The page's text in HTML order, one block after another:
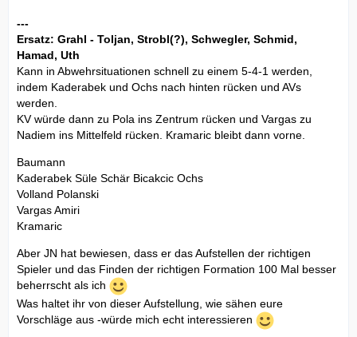
---
Ersatz: Grahl - Toljan, Strobl(?), Schwegler, Schmid,
Hamad, Uth
Kann in Abwehrsituationen schnell zu einem 5-4-1 werden,
indem Kaderabek und Ochs nach hinten rücken und AVs
werden.
KV würde dann zu Pola ins Zentrum rücken und Vargas zu
Nadiem ins Mittelfeld rücken. Kramaric bleibt dann vorne.
Baumann
Kaderabek Süle Schär Bicakcic Ochs
Volland Polanski
Vargas Amiri
Kramaric
Aber JN hat bewiesen, dass er das Aufstellen der richtigen
Spieler und das Finden der richtigen Formation 100 Mal besser
beherrscht als ich
Was haltet ihr von dieser Aufstellung, wie sähen eure
Vorschläge aus -würde mich echt interessieren